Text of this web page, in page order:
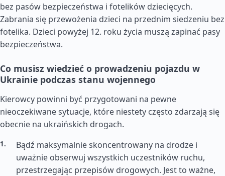
bez pasów bezpieczeństwa i fotelików dziecięcych.
Zabrania się przewożenia dzieci na przednim siedzeniu bez
fotelika. Dzieci powyżej 12. roku życia muszą zapinać pasy
bezpieczeństwa.
Co musisz wiedzieć o prowadzeniu pojazdu w
Ukrainie podczas stanu wojennego
Kierowcy powinni być przygotowani na pewne
nieoczekiwane sytuacje, które niestety często zdarzają się
obecnie na ukraińskich drogach.
Bądź maksymalnie skoncentrowany na drodze i
uważnie obserwuj wszystkich uczestników ruchu,
przestrzegając przepisów drogowych. Jest to ważne,